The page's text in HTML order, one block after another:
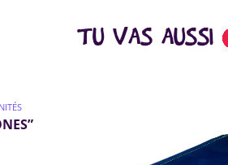
TU VAS AUSSI